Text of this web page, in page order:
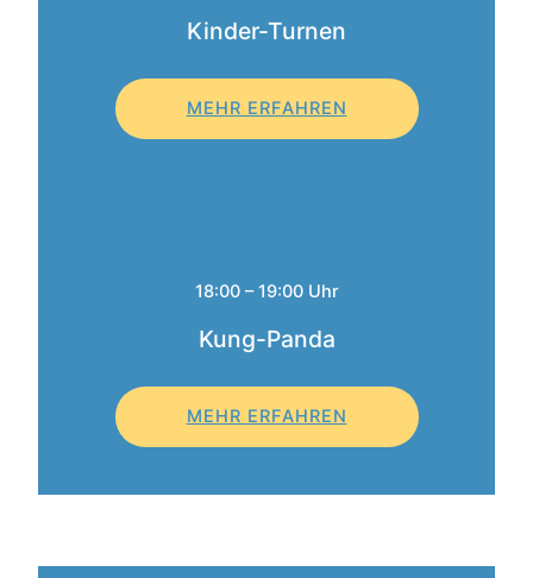
Kinder-Turnen
MEHR ERFAHREN
18:00 – 19:00 Uhr
Kung-Panda
MEHR ERFAHREN